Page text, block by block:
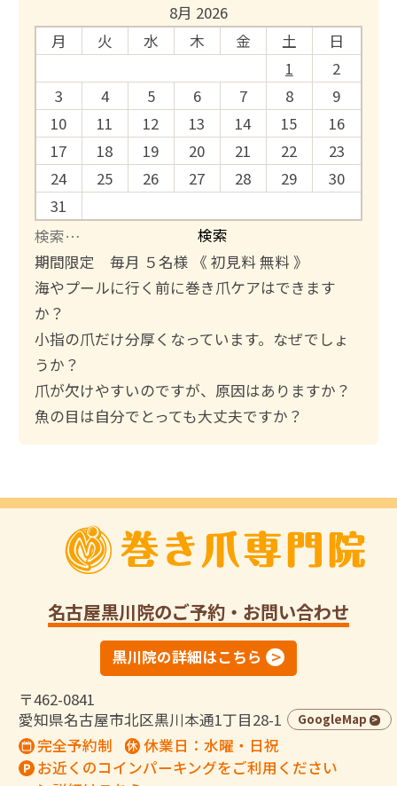
8月 2026
月
火 水 木 金 土
日
1
2
3
4 5 6 7 8
9
10
11 12 13 14 15
16
17
18 19 20 21 22
23
24
25 26 27 28 29
30
31
検
索
:
期間限定 毎月 ５名様 《 初見料 無料 》
海やプールに行く前に巻き爪ケアはできます
か？
小指の爪だけ分厚くなっています。なぜでしょ
うか？
爪が欠けやすいのですが、原因はありますか？
魚の目は自分でとっても大丈夫ですか？
名古屋黒川院のご予約・お問い合わせ
黒川院の詳細はこちら
〒462-0841
愛知県名古屋市北区黒川本通1丁目28-1
GoogleMap
完全予約制
休業日：水曜・日祝
お近くのコインパーキングをご利用ください